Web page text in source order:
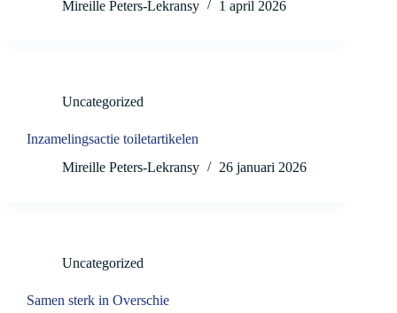
Mireille Peters-Lekransy
1 april 2026
Uncategorized
Inzamelingsactie toiletartikelen
Mireille Peters-Lekransy
26 januari 2026
Uncategorized
Samen sterk in Overschie